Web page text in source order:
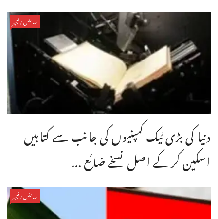
سائنس/فیچر
دنیا کی بڑی ٹیک کمپنیوں کی جانب سے کتابیں
اسکین کر کے اصل نسخے ضائع ...
سائنس/فیچر